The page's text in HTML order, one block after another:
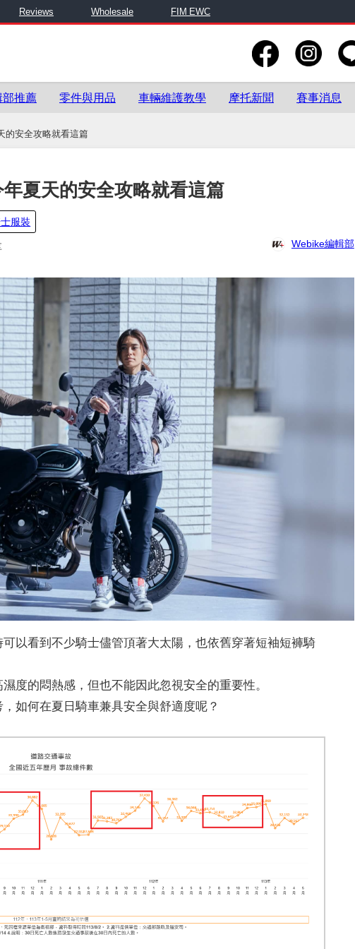
Reviews Wholesale FIM EWC
部推薦 零件與用品 車輛維護教學 摩托新聞 賽事消息
的安全攻略就看這篇
夏天的安全攻略就看這篇
服裝
Webike編輯部
以看到不少騎士儘管頂著大太陽，也依舊穿著短袖短褲騎
度的悶熱感，但也不能因此忽視安全的重要性。
如何在夏日騎車兼具安全與舒適度呢？